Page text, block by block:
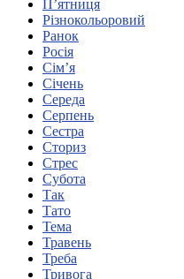
Особи
Вивчаємо жестову
Дитяча сторінка
Новини про
Ресурс для
ЦУЖМ
Проєкт "Жестова
Про шахрайські
П’ятниця
Різнокольоровий
Ранок
Росія
Сім’я
Січень
Середа
Серпень
Сестра
Сториз
Стрес
Субота
Так
Тато
Тема
Травень
Треба
Тривога